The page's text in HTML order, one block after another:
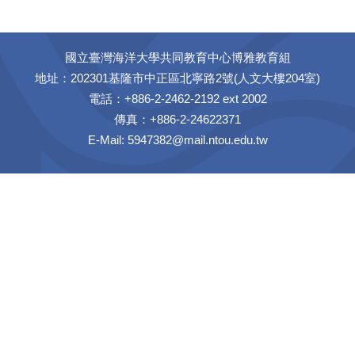
國立臺灣海洋大學共同教育中心博雅教育組
地址：202301基隆市中正區北寧路2號(人文大樓204室)
電話：+886-2-2462-2192 ext 2002
傳真：+886-2-24622371
E-Mail: 5947382@mail.ntou.edu.tw